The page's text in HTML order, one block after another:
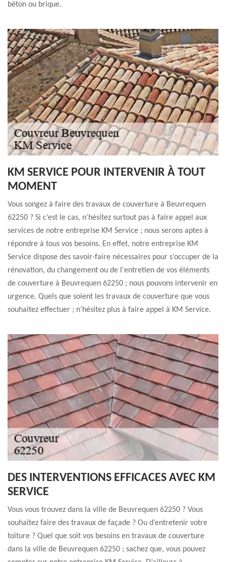
béton ou brique.
KM SERVICE POUR INTERVENIR À TOUT
MOMENT
Vous songez à faire des travaux de couverture à Beuvrequen
62250 ? Si c’est le cas, n’hésitez surtout pas à faire appel aux
services de notre entreprise KM Service ; nous serons aptes à
répondre à tous vos besoins. En effet, notre entreprise KM
Service dispose des savoir-faire nécessaires pour s’occuper de la
rénovation, du changement ou de l'entretien de vos éléments
de couverture à Beuvrequen 62250 ; nous pouvons intervenir en
urgence. Quels que soient les travaux de couverture que vous
souhaitez effectuer ; n’hésitez plus à faire appel à KM Service.
DES INTERVENTIONS EFFICACES AVEC KM
SERVICE
Vous vous trouvez dans la ville de Beuvrequen 62250 ? Vous
souhaitez faire des travaux de façade ? Ou d’entretenir votre
toiture ? Quel que soit vos besoins en travaux de couverture
dans la ville de Beuvrequen 62250 ; sachez que, vous pouvez